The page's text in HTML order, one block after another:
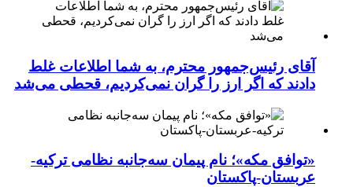
آقای رئیس‌جمهور محترم، به شما اطلاعات غلط
دادند که اگر ارز را گران نمی‌کردیم، قحطی می‌شد
«توافق مکه»؛ نام پیمان سه‌جانبه نظامی ترکیه-
عربستان-پاکستان